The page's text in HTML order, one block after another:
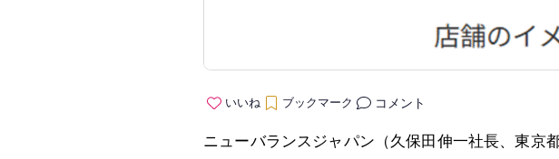
いいね ブックマーク コメント
ニューバランスジャパン（久保田伸一社長、東京